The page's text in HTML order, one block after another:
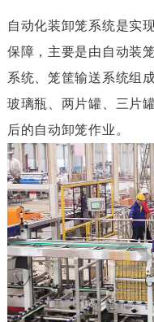
自动化装卸笼系统是实
保障，主要是由自动装
系统、笼筐输送系统组
玻璃瓶、两片罐、三片
后的自动卸笼作业。